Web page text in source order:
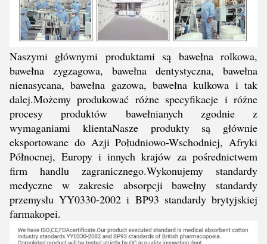
Naszymi głównymi produktami są bawełna rolkowa,
bawełna zygzagowa, bawełna dentystyczna, bawełna
nienasycana, bawełna gazowa, bawełna kulkowa i tak
dalej.Możemy produkować różne specyfikacje i różne
procesy produktów bawełnianych zgodnie z
wymaganiami klientaNasze produkty są głównie
eksportowane do Azji Południowo-Wschodniej, Afryki
Północnej, Europy i innych krajów za pośrednictwem
firm handlu zagranicznego.Wykonujemy standardy
medyczne w zakresie absorpcji bawełny standardy
przemysłu YY0330-2002 i BP93 standardy brytyjskiej
farmakopei.